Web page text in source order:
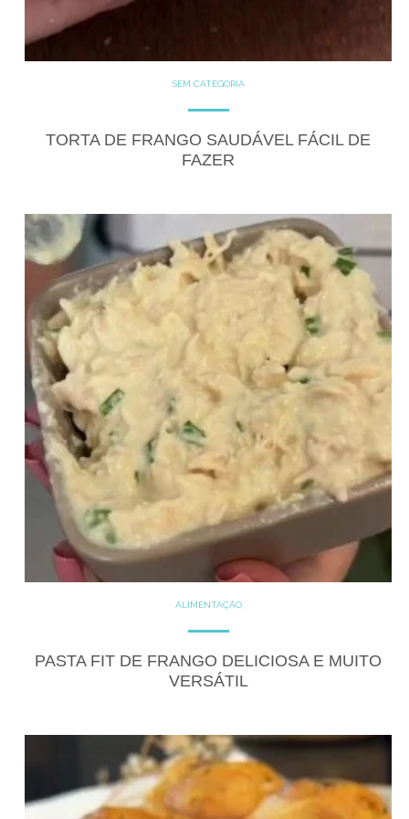
SEM CATEGORIA
TORTA DE FRANGO SAUDÁVEL FÁCIL DE
FAZER
ALIMENTAÇÃO
DICAS DE ALIMENTAÇÃO
SALGADOS
PASTA FIT DE FRANGO DELICIOSA E MUITO
VERSÁTIL